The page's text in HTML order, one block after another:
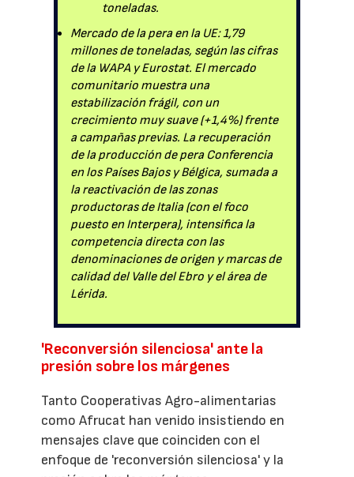
toneladas.
Mercado de la pera en la UE: 1,79
millones de toneladas, según las cifras
de la WAPA y Eurostat. El mercado
comunitario muestra una
estabilización frágil, con un
crecimiento muy suave (+1,4%) frente
a campañas previas. La recuperación
de la producción de pera Conferencia
en los Países Bajos y Bélgica, sumada a
la reactivación de las zonas
productoras de Italia (con el foco
puesto en Interpera), intensifica la
competencia directa con las
denominaciones de origen y marcas de
calidad del Valle del Ebro y el área de
Lérida.
'Reconversión silenciosa' ante la
presión sobre los márgenes
Tanto Cooperativas Agro-alimentarias
como Afrucat han venido insistiendo en
mensajes clave que coinciden con el
enfoque de 'reconversión silenciosa' y la